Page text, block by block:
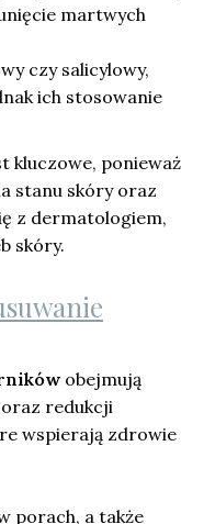
martwych
czy salicylowy,
ich stosowanie
kluczowe, ponieważ
stanu skóry oraz
z dermatologiem,
skóry.
obejmują
redukcji
wspierają zdrowie
porach, a także